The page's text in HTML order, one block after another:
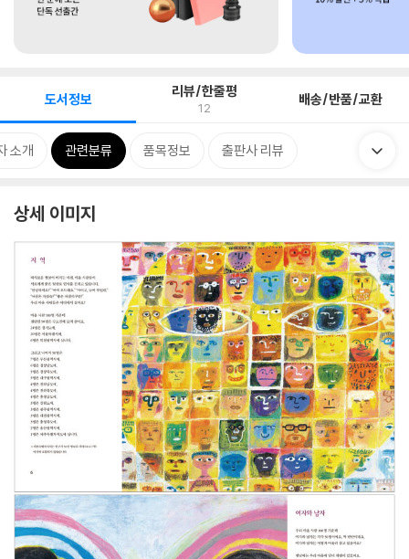
도서정보 리뷰/한줄평
12 배송/반품/교환
소개 관련분류 품목정보 출판사 리뷰
상세 이미지